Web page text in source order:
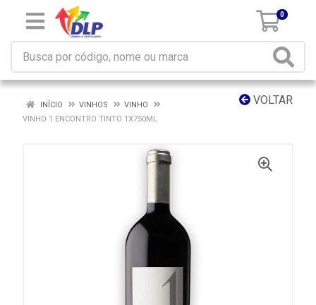
0
VOLTAR
INÍCIO VINHOS
VINHO
VINHO 1 ENCONTRO TINTO 1X750ML